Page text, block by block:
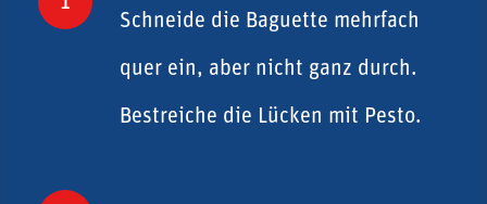
Schneide die Baguette mehrfach
quer ein, aber nicht ganz durch.
Bestreiche die Lücken mit Pesto.